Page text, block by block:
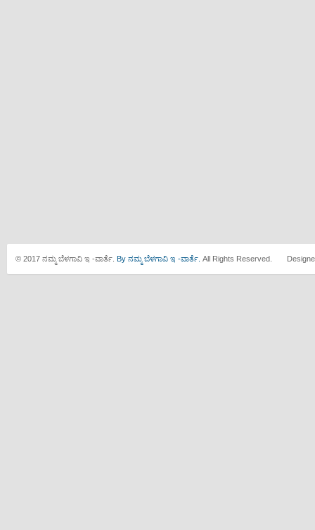
© 2017 ನಮ್ಮ ಬೆಳಗಾವಿ ಇ -ವಾರ್ತೆ. By ನಮ್ಮ ಬೆಳಗಾವಿ ಇ -ವಾರ್ತೆ. All Rights Reserved.